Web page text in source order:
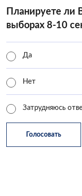
Планируете ли
выборах 8-10
Да
Нет
Затрудняюсь